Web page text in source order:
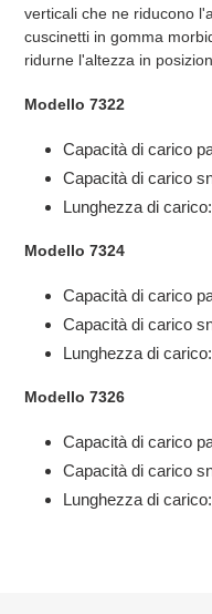
verticali che ne riducono
cuscinetti in gomma
ridurne l'altezza in
Modello 7322
Capacità di carico
Capacità di carico
Lunghezza di
Modello 7324
Capacità di carico
Capacità di carico
Lunghezza di
Modello 7326
Capacità di carico
Capacità di carico
Lunghezza di